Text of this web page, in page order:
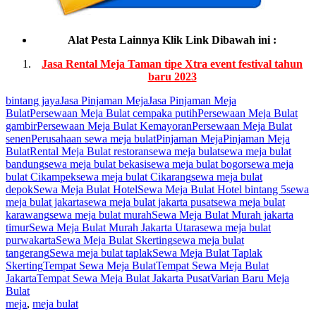
Alat Pesta Lainnya Klik Link Dibawah ini :
Jasa Rental Meja Taman tipe Xtra event festival tahun
baru 2023
bintang jayaJasa Pinjaman MejaJasa Pinjaman Meja
BulatPersewaan Meja Bulat cempaka putihPersewaan Meja Bulat
gambirPersewaan Meja Bulat KemayoranPersewaan Meja Bulat
senenPerusahaan sewa meja bulatPinjaman MejaPinjaman Meja
BulatRental Meja Bulat restoransewa meja bulatsewa meja bulat
bandungsewa meja bulat bekasisewa meja bulat bogorsewa meja
bulat Cikampeksewa meja bulat Cikarangsewa meja bulat
depokSewa Meja Bulat HotelSewa Meja Bulat Hotel bintang 5sewa
meja bulat jakartasewa meja bulat jakarta pusatsewa meja bulat
karawangsewa meja bulat murahSewa Meja Bulat Murah jakarta
timurSewa Meja Bulat Murah Jakarta Utarasewa meja bulat
purwakartaSewa Meja Bulat Skertingsewa meja bulat
tangerangSewa meja bulat taplakSewa Meja Bulat Taplak
SkertingTempat Sewa Meja BulatTempat Sewa Meja Bulat
JakartaTempat Sewa Meja Bulat Jakarta PusatVarian Baru Meja
Bulat
meja, meja bulat